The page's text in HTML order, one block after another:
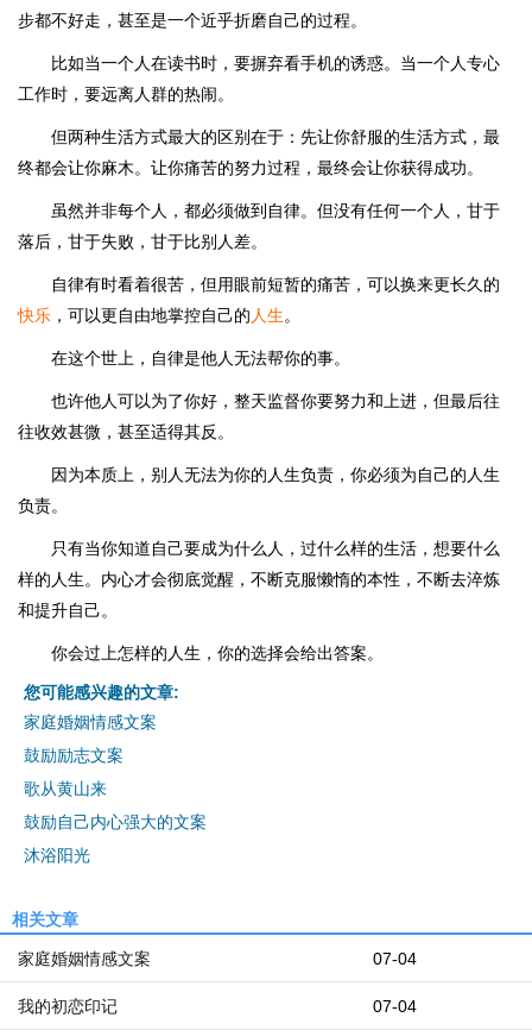
步都不好走，甚至是一个近乎折磨自己的过程。
比如当一个人在读书时，要摒弃看手机的诱惑。当一个人专心
工作时，要远离人群的热闹。
但两种生活方式最大的区别在于：先让你舒服的生活方式，最
终都会让你麻木。让你痛苦的努力过程，最终会让你获得成功。
虽然并非每个人，都必须做到自律。但没有任何一个人，甘于
落后，甘于失败，甘于比别人差。
自律有时看着很苦，但用眼前短暂的痛苦，可以换来更长久的
快乐 ，可以更自由地掌控自己的 人生。
在这个世上，自律是他人无法帮你的事。
也许他人可以为了你好，整天监督你要努力和上进，但最后往
往收效甚微，甚至适得其反。
因为本质上，别人无法为你的人生负责，你必须为自己的人生
负责。
只有当你知道自己要成为什么人，过什么样的生活，想要什么
样的人生。内心才会彻底觉醒，不断克服懒惰的本性，不断去淬炼
和提升自己。
你会过上怎样的人生，你的选择会给出答案。
您可能感兴趣的文章:
家庭婚姻情感文案
鼓励励志文案
歌从黄山来
鼓励自己内心强大的文案
沐浴阳光
相关文章
07-04
家庭婚姻情感文案
07-04
我的初恋印记